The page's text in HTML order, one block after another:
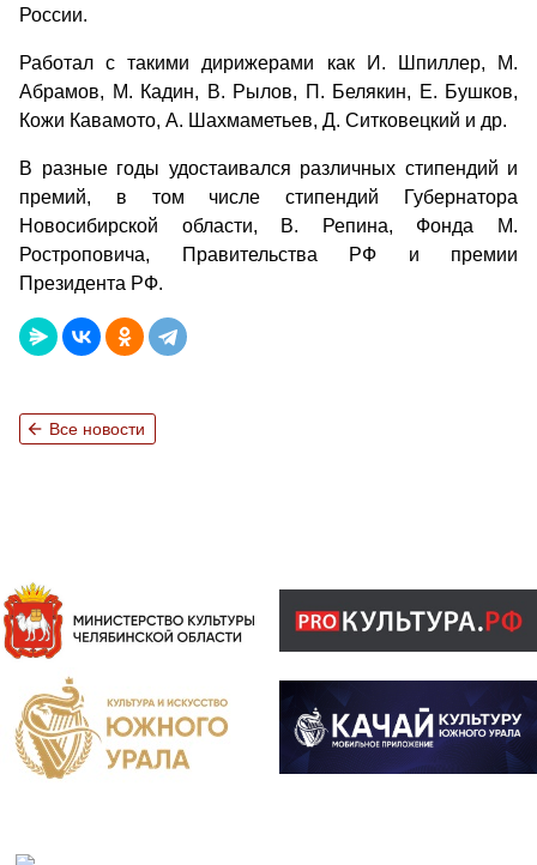
России.
Работал с такими дирижерами как И. Шпиллер, М.
Абрамов, М. Кадин, В. Рылов, П. Белякин, Е. Бушков,
Кожи Кавамото, А. Шахмаметьев, Д. Ситковецкий и др.
В разные годы удостаивался различных стипендий и
премий, в том числе стипендий Губернатора
Новосибирской области, В. Репина, Фонда М.
Ростроповича, Правительства РФ и премии
Президента РФ.
arrow_back Все новости